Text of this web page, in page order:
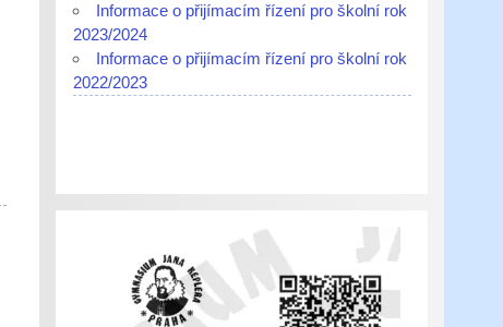
Informace o přijímacím řízení pro školní rok
2023/2024
Informace o přijímacím řízení pro školní rok
2022/2023